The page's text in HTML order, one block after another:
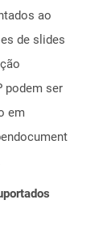
ao
de slides
podem ser
em